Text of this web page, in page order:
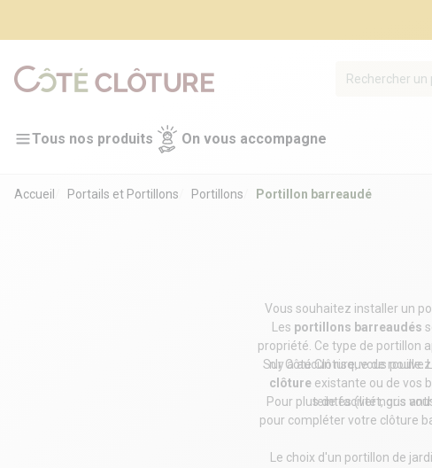
Tous nos produits On vous accompagne
Accueil Portails et Portillons Portillons Portillon barreaudé
Vous souhaitez installer un
Les portillons barreaudés
propriété. Ce type de portillon
n'y a aucun risque de rouille.
Sur Côté Clôture, vous
clôture existante ou de vos
teintes (vert, gris
Pour plus de facilité nous
pour compléter votre clôture
Le choix d'un portillon de